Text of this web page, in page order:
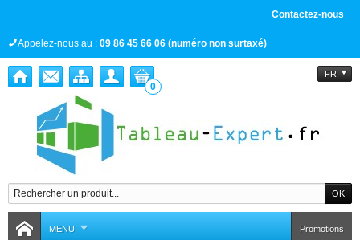
Contactez-nous
Appelez-nous au : 09 86 45 66 06 (numéro non surtaxé)
FR
0
MENU Promotions